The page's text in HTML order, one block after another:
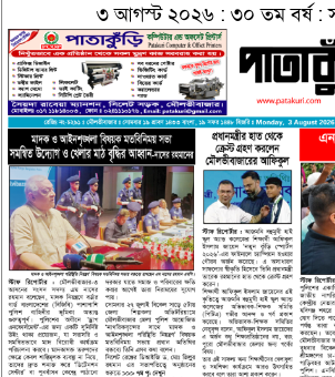
৩ আগস্ট ২০২৬ : ৩০ তম বর্ষ :